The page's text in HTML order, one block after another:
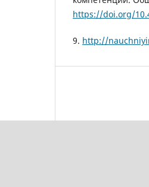
https://doi.org/
9. http://